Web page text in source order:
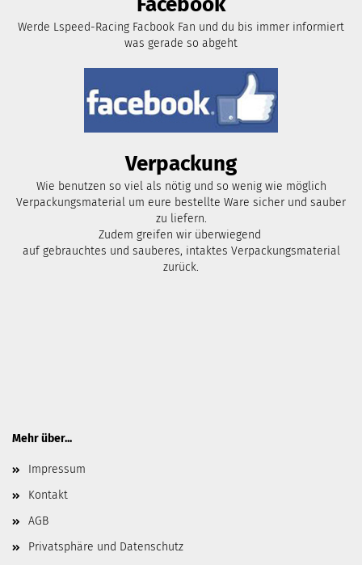
Werde Lspeed-Racing Facbook Fan und du bis immer informiert
was gerade so abgeht
Verpackung
Wie benutzen so viel als nötig und so wenig wie möglich
Verpackungsmaterial um eure bestellte Ware sicher und sauber
zu liefern.
Zudem greifen wir überwiegend
auf gebrauchtes und sauberes, intaktes Verpackungsmaterial
zurück.
Mehr über...
Impressum
Kontakt
AGB
Privatsphäre und Datenschutz